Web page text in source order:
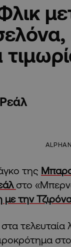
της
στο
την
τελευταία